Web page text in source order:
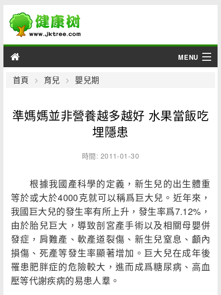
MENU
男性
疾病
首頁 育兒 嬰兒期
準媽媽並非營養越多越好 水果當飯吃
埋隱患
時間: 2011-01-30
根據我國產科學的定義，新生兒的出生體重
等於或大於4000克就可以稱爲巨大兒。近年來，
我國巨大兒的發生率有所上升，發生率爲7.12%，
由於胎兒巨大，導致剖宮產手術以及相關母嬰併
發症，肩難產、軟產道裂傷、新生兒窒息、顱內
損傷、死產等發生率顯著增加。巨大兒在成年後
罹患肥胖症的危險較大，進而成爲糖尿病、高血
壓等代謝疾病的易患人羣。